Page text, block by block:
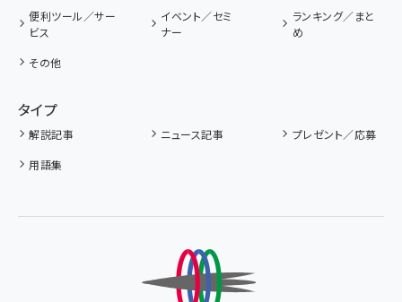
便利ツール／サー
ビス
イベント／セミ
ナー
ランキング／まと
め
その他
タイプ
解説記事 ニュース記事
プレゼント／応募
用語集